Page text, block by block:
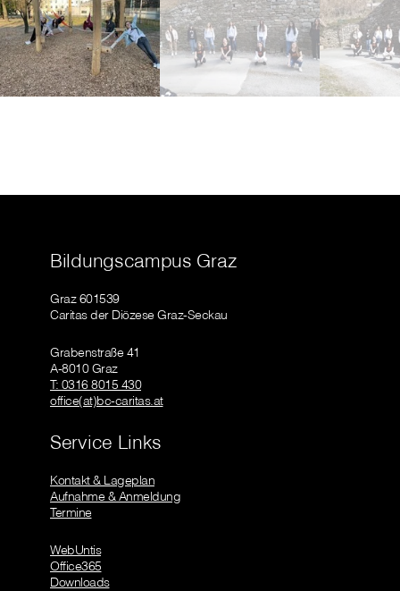
Bildungscampus Graz
Graz 601539
Caritas der Diözese Graz-Seckau
Grabenstraße 41
A-8010 Graz
T: 0316 8015 430
office(at)bc-caritas.at
Service Links
Kontakt & Lageplan
Aufnahme & Anmeldung
Termine
WebUntis
Office365
Downloads